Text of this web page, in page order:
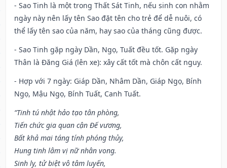
- Sao Tinh là một trong Thất Sát Tinh, nếu sinh con nhằm
ngày này nên lấy tên Sao đặt tên cho trẻ để dễ nuôi, có
thể lấy tên sao của năm, hay sao của tháng cũng được.
- Sao Tinh gặp ngày Dần, Ngọ, Tuất đều tốt. Gặp ngày
Thân là Đăng Giá (lên xe): xây cất tốt mà chôn cất nguy.
- Hợp với 7 ngày: Giáp Dần, Nhâm Dần, Giáp Ngọ, Bính
Ngọ, Mậu Ngọ, Bính Tuất, Canh Tuất.
“Tinh tú nhật hảo tạo tân phòng,
Tiến chức gia quan cận Đế vương,
Bất khả mai táng tính phóng thủy,
Hung tinh lâm vị nữ nhân vong.
Sinh ly, tử biệt vô tâm luyến,